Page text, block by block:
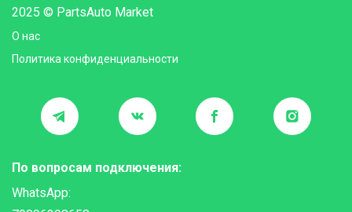
2025 © PartsAuto Market
О нас
Политика конфиденциальности
По вопросам подключения:
WhatsApp: